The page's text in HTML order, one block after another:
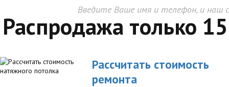
Введите Ваше имя и телефон, и наш
Распродажа только
Рассчитать стоимость
ремонта